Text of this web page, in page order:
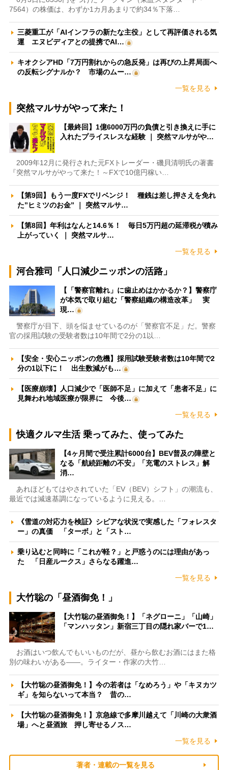
7564）の株価は、わずか1カ月あまりで約34％下落…
三菱重工が「AIインフラの新たな主役」として再評価される気
運 エヌビディアとの提携でAI…
キオクシアHD「7万円割れからの急反発」は再びの上昇局面へ
の反転シグナルか？ 市場のムー…
一覧を見る
突然マルサがやって来た！
【最終回】1億6000万円の負債と引き換えに手に
入れたプライスレスな経験 ｜ 突然マルサがや…
2009年12月に発行された元FXトレーダー・磯貝清明氏の著書
『突然マルサがやって来た！～FXで10億円稼い…
【第9回】もう一度FXでリベンジ！ 種銭は差し押さえを免れ
た”ヒミツのお金” ｜ 突然マルサ…
【第8回】年利はなんと14.6％！ 毎日5万円超の延滞税が積み
上がっていく ｜ 突然マルサ…
一覧を見る
河合雅司「人口減少ニッポンの活路」
【「警察官離れ」に歯止めはかかるか？】警察庁
が本気で取り組む「警察組織の構造改革」 実
現…
警察庁が目下、頭を悩ませているのが「警察官不足」だ。警察
官の採用試験の受験者数は10年間で2分の1以…
【安全・安心ニッポンの危機】採用試験受験者数は10年間で2
分の1以下に！ 出生数減がも…
【医療崩壊】人口減少で「医師不足」に加えて「患者不足」に
見舞われ地域医療が限界に 今後…
一覧を見る
快適クルマ生活 乗ってみた、使ってみた
【4ヶ月間で受注累計6000台】BEV普及の障壁と
なる「航続距離の不安」「充電のストレス」解
消…
あれほどもてはやされていた「EV（BEV）シフト」の潮流も、
最近では減速基調になっているように見える。…
《雪道の対応力を検証》シビアな状況で実感した「フォレスタ
ー」の真価 「ターボ」と「スト…
乗り込むと同時に「これが軽？」と戸惑うのには理由があっ
た 「日産ルークス」さらなる躍進…
一覧を見る
大竹聡の「昼酒御免！」
【大竹聡の昼酒御免！】「ネグローニ」「山崎」
「マンハッタン」新宿三丁目の隠れ家バーで1…
お酒はいつ飲んでもいいものだが、昼から飲むお酒にはまた格
別の味わいがある――。ライター・作家の大竹…
【大竹聡の昼酒御免！】今の若者は「なめろう」や「キヌカツ
ギ」を知らないって本当？ 昔の…
【大竹聡の昼酒御免！】京急線で多摩川越えて「川崎の大衆酒
場」へと昼酒旅 押し寄せるノス…
一覧を見る
著者・連載の一覧を見る